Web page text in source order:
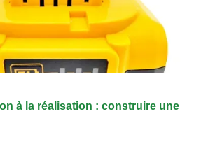
à la réalisation : construire une